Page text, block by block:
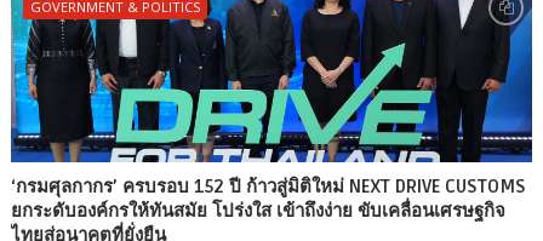
GOVERNMENT & POLITICS
‘กรมศุลกากร’ ครบรอบ 152 ปี ก้าวสู่มิติใหม่ NEXT DRIVE CUSTOMS
ยกระดับองค์กรให้ทันสมัย โปร่งใส เข้าถึงง่าย ขับเคลื่อนเศรษฐกิจ
ไทยสู่อนาคตที่ยั่งยืน